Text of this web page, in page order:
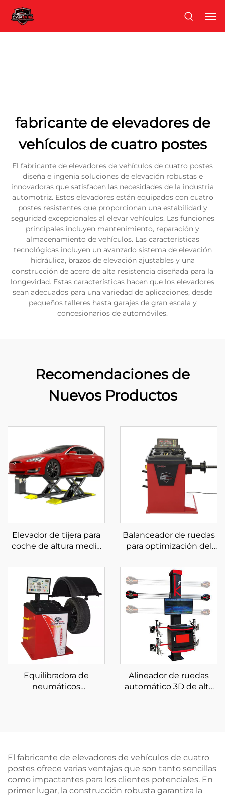
fabricante de elevadores de
vehículos de cuatro postes
El fabricante de elevadores de vehículos de cuatro postes
diseña e ingenia soluciones de elevación robustas e
innovadoras que satisfacen las necesidades de la industria
automotriz. Estos elevadores están equipados con cuatro
postes resistentes que proporcionan una estabilidad y
seguridad excepcionales al elevar vehículos. Las funciones
principales incluyen mantenimiento, reparación y
almacenamiento de vehículos. Las características
tecnológicas incluyen un avanzado sistema de elevación
hidráulica, brazos de elevación ajustables y una
construcción de acero de alta resistencia diseñada para la
longevidad. Estas características hacen que los elevadores
sean adecuados para una variedad de aplicaciones, desde
pequeños talleres hasta garajes de gran escala y
concesionarios de automóviles.
Recomendaciones de
Nuevos Productos
Elevador de tijera para
coche de altura media
elevador de tijera para
coche
Balanceador de ruedas
para optimización del
neumáticos de
automóviles de 220 V
de alta calidad
Equilibradora de
neumáticos
Alineador de ruedas
automático 3D de alta
El fabricante de elevadores de vehículos de cuatro
postes ofrece varias ventajas que son tanto sencillas
como impactantes para los clientes potenciales. En
primer lugar, la construcción robusta garantiza la